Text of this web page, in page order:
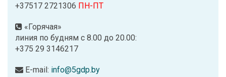
+37517 2721306 ПН-ПТ
«Горячая»
линия по будням с 8.00 до 20.00:
+375 29 3146217
E-mail: info@5gdp.by